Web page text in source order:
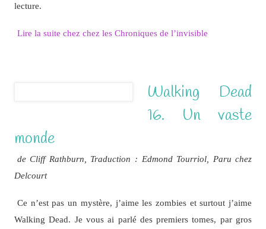
lecture.
Lire la suite chez chez les Chroniques de l’invisible
Walking Dead
16. Un vaste
monde
de Cliff Rathburn, Traduction : Edmond Tourriol, Paru chez
Delcourt
Ce n’est pas un mystère, j’aime les zombies et surtout j’aime
Walking Dead. Je vous ai parlé des premiers tomes, par gros